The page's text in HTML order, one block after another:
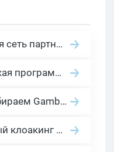
SalesDoubler: украинская сеть партнерских программ с оплатой за действие
Partners 1win: партнерская программа казино в нише гемблинг арбитраж
2026 Гемблинг это: Разбираем Gambling вертикаль, и все что связано с гемблинг и беттинг офферами
Cloaking House: облачный клоакинг для фильтрации ботов FB и Google Ads — гайд PHP-интеграции 2026